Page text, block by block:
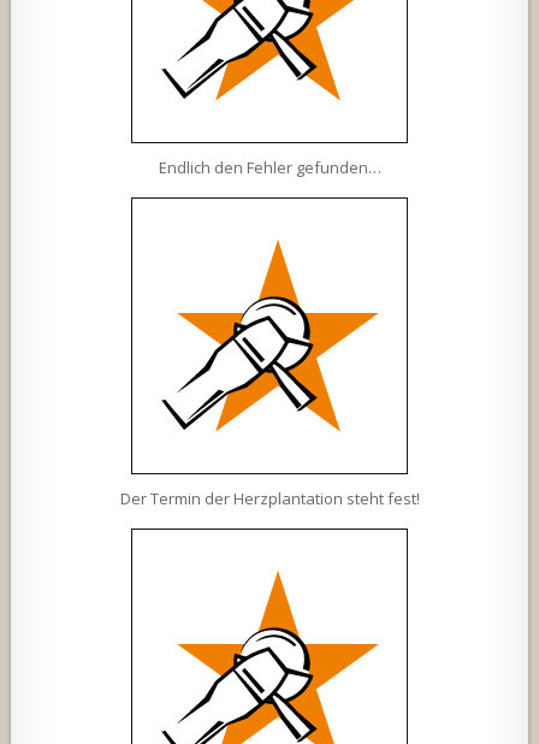
Endlich den Fehler gefunden…
Der Termin der Herzplantation steht fest!